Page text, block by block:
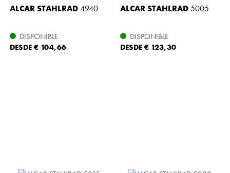
ALCAR STAHLRAD4940
DISPONIBLE
DESDE € 104,66
ALCAR STAHLRAD5005
DISPONIBLE
DESDE € 123,30